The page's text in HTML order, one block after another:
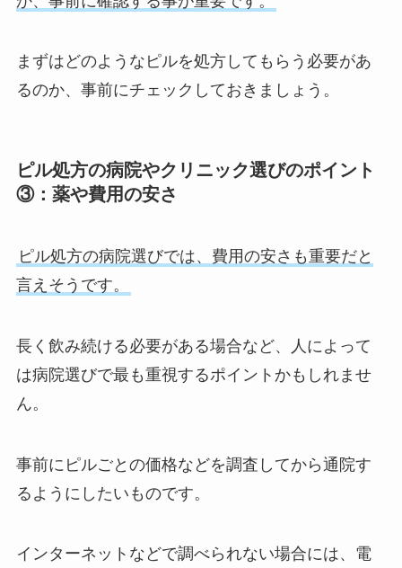
まずはどのようなピルを処方してもらう必要があ
るのか、事前にチェックしておきましょう。
ピル処方の病院やクリニック選びのポイント
③：薬や費用の安さ
ピル処方の病院選びでは、費用の安さも重要だと
言えそうです。
長く飲み続ける必要がある場合など、人によって
は病院選びで最も重視するポイントかもしれませ
ん。
事前にピルごとの価格などを調査してから通院す
るようにしたいものです。
インターネットなどで調べられない場合には、電